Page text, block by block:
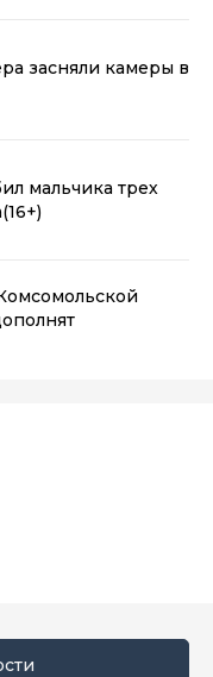
засняли камеры в
мальчика трех
(16+)